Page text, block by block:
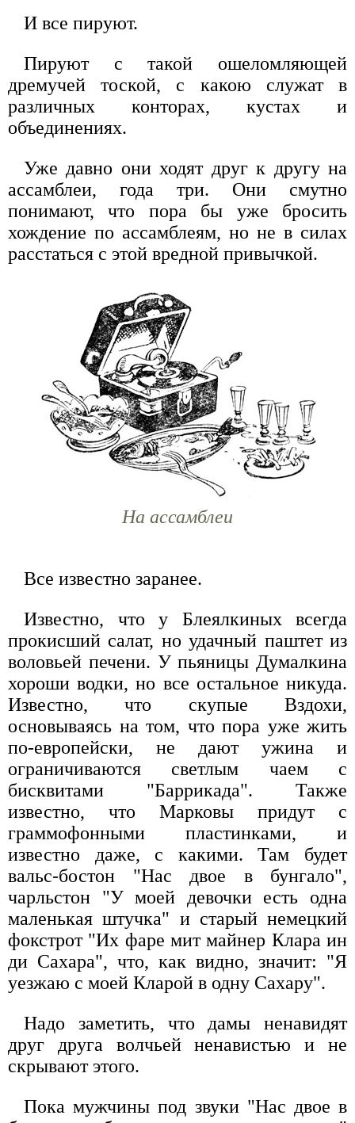
И все пируют.
Пируют с такой ошеломляющей
дремучей тоской, с какою служат в
различных конторах, кустах и
объединениях.
Уже давно они ходят друг к другу на
ассамблеи, года три. Они смутно
понимают, что пора бы уже бросить
хождение по ассамблеям, но не в силах
расстаться с этой вредной привычкой.
На ассамблеи
Все известно заранее.
Известно, что у Блеялкиных всегда
прокисший салат, но удачный паштет из
воловьей печени. У пьяницы Думалкина
хороши водки, но все остальное никуда.
Известно, что скупые Вздохи,
основываясь на том, что пора уже жить
по-европейски, не дают ужина и
ограничиваются светлым чаем с
бисквитами "Баррикада". Также
известно, что Марковы придут с
граммофонными пластинками, и
известно даже, с какими. Там будет
вальс-бостон "Нас двое в бунгало",
чарльстон "У моей девочки есть одна
маленькая штучка" и старый немецкий
фокстрот "Их фаре мит майнер Клара ин
ди Сахара", что, как видно, значит: "Я
уезжаю с моей Кларой в одну Сахару".
Надо заметить, что дамы ненавидят
друг друга волчьей ненавистью и не
скрывают этого.
Пока мужчины под звуки "Нас двое в